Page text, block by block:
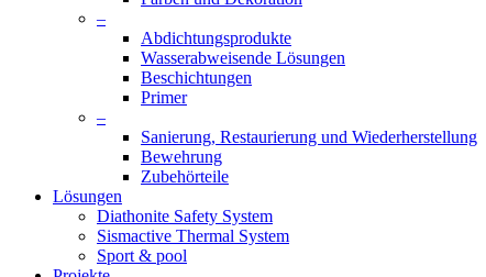
–
Abdichtungsprodukte
Wasserabweisende Lösungen
Beschichtungen
Primer
–
Sanierung, Restaurierung und Wiederherstellung
Bewehrung
Zubehörteile
Lösungen
Diathonite Safety System
Sismactive Thermal System
Sport & pool